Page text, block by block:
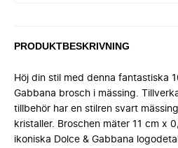
PRODUKTBESKRIVNING
Höj din stil med denna fantastiska
Gabbana brosch i mässing.
tillbehör har en stilren svart
kristaller. Broschen mäter 11 cm x
ikoniska Dolce & Gabbana